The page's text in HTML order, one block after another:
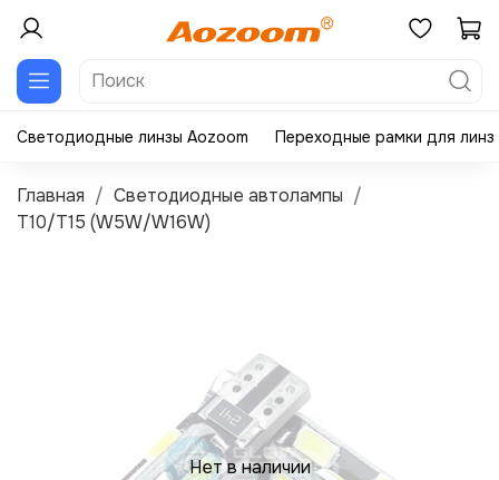
Светодиодные линзы Aozoom Переходные рамки для линз
Главная
Светодиодные автолампы
T10/T15 (W5W/W16W)
Нет в наличии